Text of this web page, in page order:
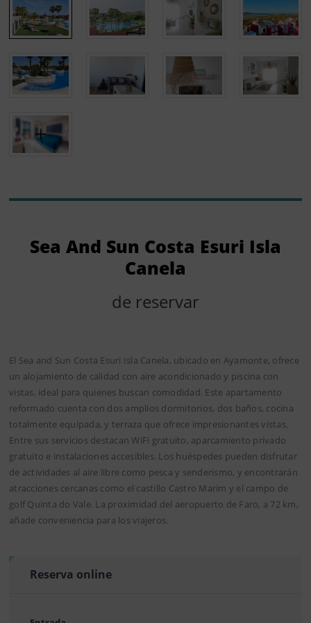
Sea And Sun Costa Esuri Isla
Canela
de reservar
El Sea and Sun Costa Esuri Isla Canela, ubicado en Ayamonte, ofrece
un alojamiento de calidad con aire acondicionado y piscina con
vistas, ideal para quienes buscan comodidad. Este apartamento
reformado cuenta con dos amplios dormitorios, dos baños, cocina
totalmente equipada, y terraza que ofrece impresionantes vistas.
Entre sus servicios destacan WiFi gratuito, aparcamiento privado
gratuito e instalaciones accesibles. Los huéspedes pueden disfrutar
de actividades al aire libre como pesca y senderismo, y encontrarán
atracciones cercanas como el castillo Castro Marim y el campo de
golf Quinta do Vale. La proximidad del aeropuerto de Faro, a 72 km,
añade conveniencia para los viajeros.
Reserva online